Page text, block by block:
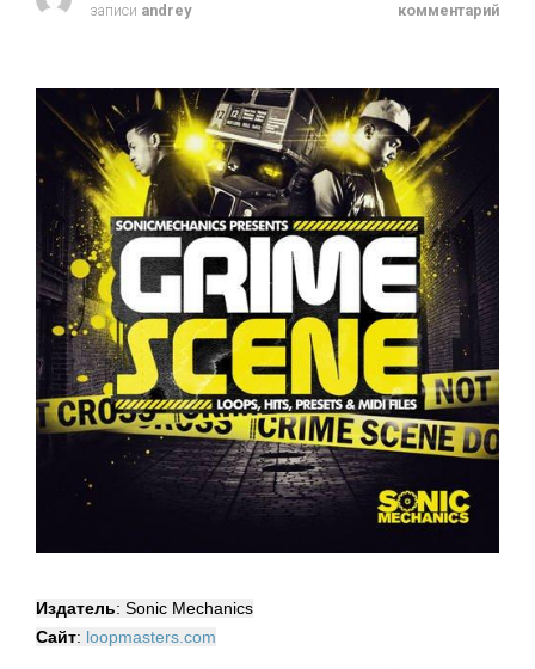
записи andrey
комментарий
Издатель: Sonic Mechanics
Сайт: loopmasters.com